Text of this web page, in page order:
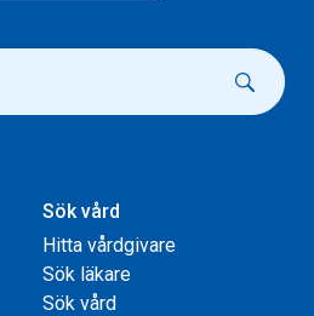
Sök vård
Hitta vårdgivare
Sök läkare
Sök vård